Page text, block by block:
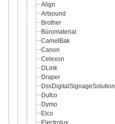
Align
Artsound
Brother
Büromaterial
CamelBak
Canon
Celexon
DLink
Draper
DssDigitalSignageSolution
Dufco
Dymo
Elco
Electrolux